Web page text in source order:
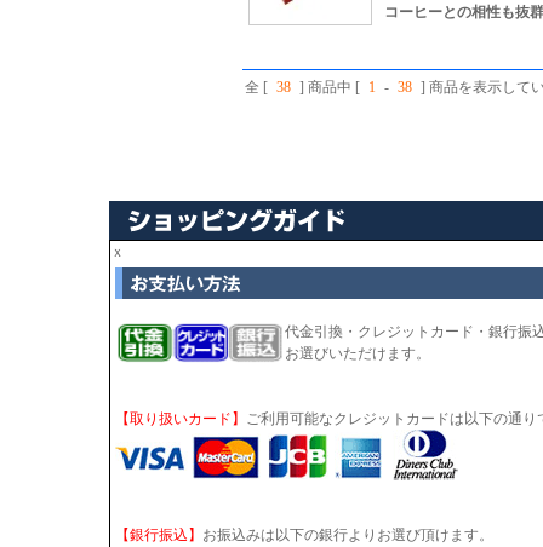
コーヒーとの相性も抜
全 [ 38 ] 商品中 [ 1 - 38 ] 商品を表示して
ｘ
代金引換・クレジットカード・銀行振
お選びいただけます。
【取り扱いカード】 ご利用可能なクレジットカードは以下の通り
【銀行振込】 お振込みは以下の銀行よりお選び頂けます。